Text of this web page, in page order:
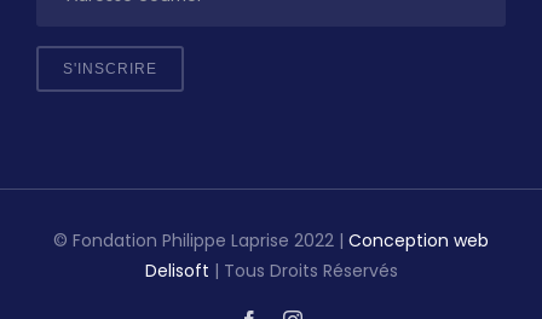
© Fondation Philippe Laprise 2022 | Conception web
Delisoft | Tous Droits Réservés